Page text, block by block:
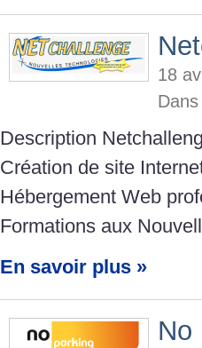
18
Dans
Description
Création de site
Hébergement Web
Formations aux
En savoir plus »
No